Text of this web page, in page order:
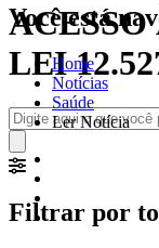
LEI
Filtrar por
Você está
Home
Notícias
Saúde
Ler Notícia